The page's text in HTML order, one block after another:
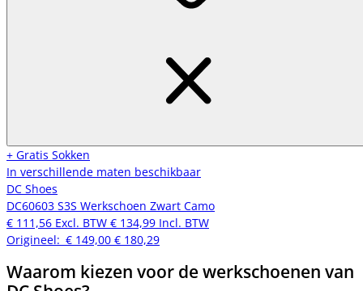
+ Gratis Sokken
In verschillende maten beschikbaar
DC Shoes
DC60603 S3S Werkschoen Zwart Camo
€ 111,56 Excl. BTW € 134,99 Incl. BTW
Origineel: € 149,00 € 180,29
Waarom kiezen voor de werkschoenen van